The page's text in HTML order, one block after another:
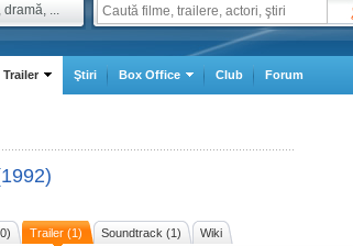
...
Trailer Ştiri Box Office Club Forum
Trailer (1) Soundtrack (1) Wiki